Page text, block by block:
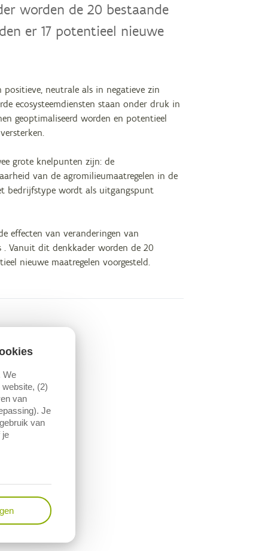
worden de 20 bestaande
er 17 potentieel nieuwe
neutrale als in negatieve zin
ecosysteemdiensten staan onder druk in
geoptimaliseerd worden en potentieel
grote knelpunten zijn: de
van de agromilieumaatregelen in de
bedrijfstype wordt als uitgangspunt
effecten van veranderingen van
Vanuit dit denkkader worden de 20
nieuwe maatregelen voorgesteld.
We
(2)
van
Je
van
je